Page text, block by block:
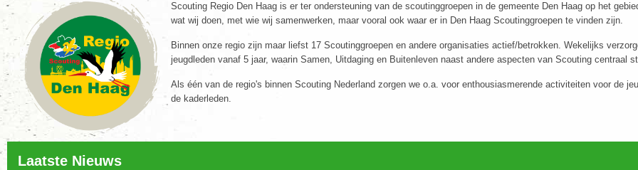
Scouting Regio Den Haag is er ter ondersteuning van de scoutinggroepen in de gemeente Den Haag op het
wat wij doen, met wie wij samenwerken, maar vooral ook waar er in Den Haag Scoutinggroepen te vinden zijn.
Binnen onze regio zijn maar liefst 17 Scoutinggroepen en andere organisaties actief/betrokken. Wekelijks
jeugdleden vanaf 5 jaar, waarin Samen, Uitdaging en Buitenleven naast andere aspecten van Scouting centraal
Als één van de regio's binnen Scouting Nederland zorgen we o.a. voor enthousiasmerende activiteiten voor de
de kaderleden.
Laatste Nieuws